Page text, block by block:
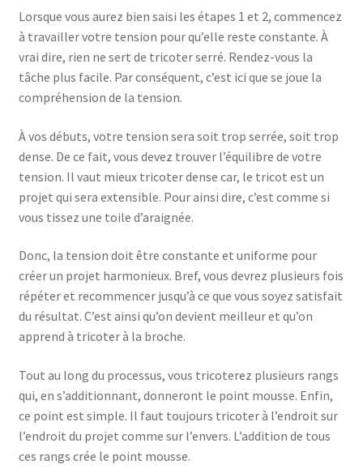
Lorsque vous aurez bien saisi les étapes 1 et 2, commencez
à travailler votre tension pour qu’elle reste constante. À
vrai dire, rien ne sert de tricoter serré. Rendez-vous la
tâche plus facile. Par conséquent, c’est ici que se joue la
compréhension de la tension.
À vos débuts, votre tension sera soit trop serrée, soit trop
dense. De ce fait, vous devez trouver l’équilibre de votre
tension. Il vaut mieux tricoter dense car, le tricot est un
projet qui sera extensible. Pour ainsi dire, c’est comme si
vous tissez une toile d’araignée.
Donc, la tension doit être constante et uniforme pour
créer un projet harmonieux. Bref, vous devrez plusieurs fois
répéter et recommencer jusqu’à ce que vous soyez satisfait
du résultat. C’est ainsi qu’on devient meilleur et qu’on
apprend à tricoter à la broche.
Tout au long du processus, vous tricoterez plusieurs rangs
qui, en s’additionnant, donneront le point mousse. Enfin,
ce point est simple. Il faut toujours tricoter à l’endroit sur
l’endroit du projet comme sur l’envers. L’addition de tous
ces rangs crée le point mousse.